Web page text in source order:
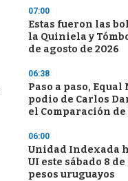
07:00
Estas fueron las
la Quiniela y
de agosto de 2026
06:38
Paso a paso, Equal
podio de Carlos
el Comparación
06:00
Unidad Indexada
UI este sábado 8
pesos uruguayos